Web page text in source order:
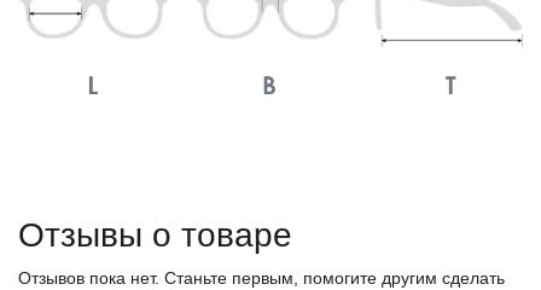
Отзывы о товаре
Отзывов пока нет. Станьте первым, помогите другим сделать